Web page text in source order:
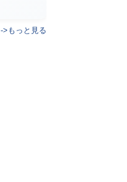
->もっと見る